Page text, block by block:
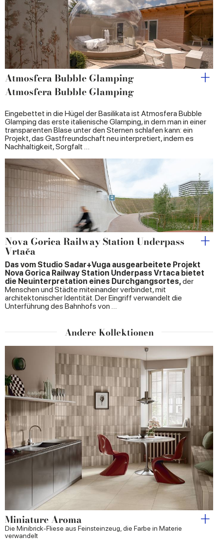
provided to them or that they’ve collected from your use
of their services.
Atmosfera Bubble Glamping
Atmosfera Bubble Glamping
Eingebettet in die Hügel der Basilikata ist Atmosfera Bubble
Glamping das erste italienische Glamping, in dem man in einer
transparenten Blase unter den Sternen schlafen kann: ein
Projekt, das Gastfreundschaft neu interpretiert, indem es
Nachhaltigkeit, Sorgfalt …
Nova Gorica Railway Station Underpass
Vrtača
Das vom Studio Sadar+Vuga ausgearbeitete Projekt
Nova Gorica Railway Station Underpass Vrtaca bietet
die Neuinterpretation eines Durchgangsortes,der
Menschen und Städte miteinander verbindet, mit
architektonischer Identität. Der Eingriff verwandelt die
Unterführung des Bahnhofs von …
Andere Kollektionen
Miniature Aroma
Die Minibrick-Fliese aus Feinsteinzeug, die Farbe in Materie
verwandelt